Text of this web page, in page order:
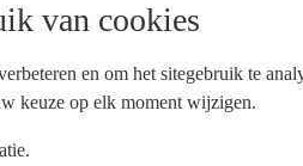
van cookies
en om het sitegebruik te
keuze op elk moment wijzigen.